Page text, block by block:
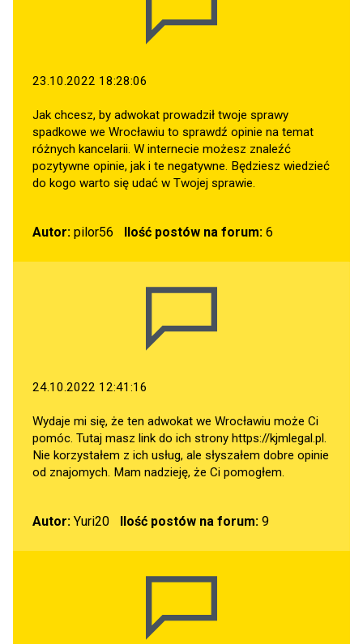
23.10.2022 18:28:06
Jak chcesz, by adwokat prowadził twoje sprawy
spadkowe we Wrocławiu to sprawdź opinie na temat
różnych kancelarii. W internecie możesz znaleźć
pozytywne opinie, jak i te negatywne. Będziesz wiedzieć
do kogo warto się udać w Twojej sprawie.
Autor: pilor56 Ilość postów na forum:6
24.10.2022 12:41:16
Wydaje mi się, że ten adwokat we Wrocławiu może Ci
pomóc. Tutaj masz link do ich strony https://kjmlegal.pl.
Nie korzystałem z ich usług, ale słyszałem dobre opinie
od znajomych. Mam nadzieję, że Ci pomogłem.
Autor: Yuri20 Ilość postów na forum:9